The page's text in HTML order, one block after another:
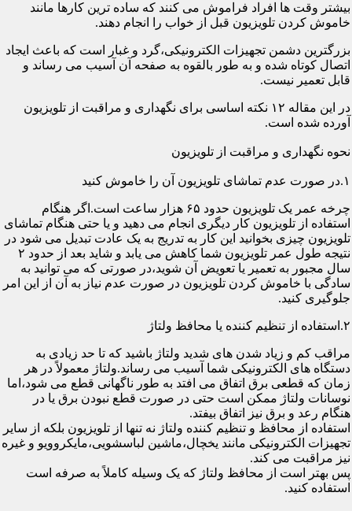
بیشتر وقت ها افراد فراموش می کنند که ساده ترین کارها مانند
خاموش کردن تلویزیون قبل از خواب را انجام دهند.
بزرگترین دشمن تجهیزات الکترونیکی،گرد و غبار است که باعث ایجاد
اتصال کوتاه شده و به طور بالقوه به صفحه آن آسیب می رساند و
قابل تعمیر نیست.
در این مقاله ۱۲ نکته اساسی برای نگهداری و مراقبت از تلویزیون
آورده شده است.
نحوه نگهداری و مراقبت از تلویزیون
۱.در صورت عدم تماشای تلویزیون آن را خاموش کنید
چرخه عمر یک تلویزیون حدود ۶۵ هزار ساعت است.اگر هنگام
استفاده از تلویزیون کار دیگری انجام می دهید و یا حتی هنگام تماشای
تلویزیون چیزی بخوانید این کار به تدریج به یک عادت تبدیل می شود در
نتیجه طول عمر تلویزیون شما کاهش می یابد و شاید بعد از حدود ۲
سال مجبور به تعمیر یا تعویض آن شوید،در صورتی که می توانید به
سادگی با خاموش کردن تلویزیون در صورت عدم نیاز به آن از این امر
جلوگیری کنید.
۲.استفاده از تنظیم کننده یا محافظ ولتاژ
مراقب کم و زیاد شدن های شدید ولتاژ باشید که تا حد زیادی به
دستگاه های الکترونیکی شما آسیب می رساند.ولتاژ معمولاً در هر
زمان که قطعی برق اتفاق می افتد به طور ناگهانی قطع می شود،اما
نوسانات ولتاژ ممکن است حتی در صورت قطع نبودن برق یا در
هنگام رعد و برق نیز اتفاق بیفتد.
استفاده از محافظ و تنظیم کننده ولتاژ نه تنها از تلویزیون بلکه از سایر
تجهیزات الکترونیکی مانند یخچال،ماشین لباسشویی،مایکروویو و غیره
نیز مراقبت می کند.
پس بهتر است از محافظ ولتاژ که یک وسیله کاملاً به صرفه است
استفاده کنید.